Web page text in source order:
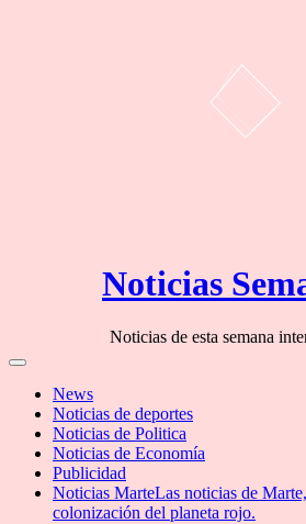
Noticias
Noticias de esta semana
Off
CanvasNews
Noticias de deportes
Noticias de Politica
Noticias de Economía
Publicidad
Noticias MarteLas noticias de
colonización del planeta rojo.